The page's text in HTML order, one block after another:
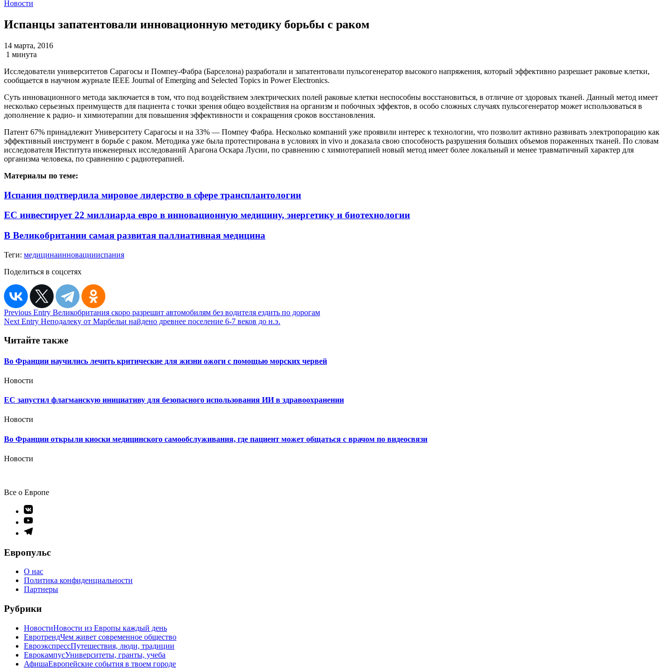
Новости
Испанцы запатентовали инновационную методику борьбы с раком
14 марта, 2016
1 минута
Исследователи университетов Сарагосы и Помпеу-Фабра (Барселона) разработали и запатентовали пульсогенератор высокого напряжения, который эффективно разрешает раковые клетки,
сообщается в научном журнале IEEE Journal of Emerging and Selected Topics in Power Electronics.
Суть инновационного метода заключается в том, что под воздействием электрических полей раковые клетки неспособны восстановиться, в отличие от здоровых тканей. Данный метод имеет
несколько серьезных преимуществ для пациента с точки зрения общео воздействия на организм и побочных эффектов, в особо сложных случаях пульсогенератор может использоваться в
дополнение к радио- и химиотерапии для повышения эффективности и сокращения сроков восстановления.
Патент 67% принадлежит Университету Сарагосы и на 33% — Помпеу Фабра. Несколько компаний уже проявили интерес к технологии, что позволит активно развивать электропорацию как
эффективный инструмент в борьбе с раком. Методика уже была протестирована в условиях in vivo и доказала свою способность разрушения больших объемов пораженных тканей. По словам
исследователя Института инженерных исследований Арагона Оскара Лусии, по сравнению с химиотерапией новый метод имеет более локальный и менее травматичный характер для
организма человека, по сравнению с радиотерапией.
Материалы по теме:
Испания подтвердила мировое лидерство в сфере трансплантологии
ЕС инвестирует 22 миллиарда евро в инновационную медицину, энергетику и биотехнологии
В Великобритании самая развитая паллиативная медицина
Теги: медицинаинновациииспания
Поделиться в соцсетях
Навигация
по
записям
Previous Entry Великобритания скоро разрешит автомобилям без водителя ездить по дорогам
Next Entry Неподалеку от Марбельи найдено древнее поселение 6-7 веков до н.э.
Читайте также
Во Франции научились лечить критические для жизни ожоги с помощью морских червей
Новости
ЕС запустил флагманскую инициативу для безопасного использования ИИ в здравоохранении
Новости
Во Франции открыли киоски медицинского самообслуживания, где пациент может общаться с врачом по видеосвязи
Новости
Все о Европе
Элемент
меню
Элемент
меню
Элемент
Европульс
О нас
Политика конфиденциальности
Партнеры
Рубрики
НовостиНовости из Европы каждый день
ЕвротрендЧем живет современное общество
ЕвроэкспрессПутешествия, люди, традиции
ЕврокампусУниверситеты, гранты, учеба
АфишаЕвропейские события в твоем городе